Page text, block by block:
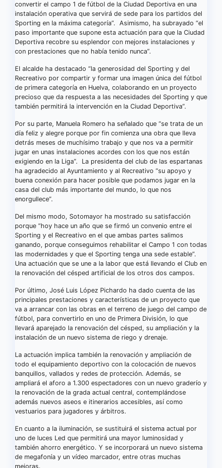
convertir el campo 1 de fútbol de la Ciudad Deportiva en una
instalación operativa que servirá de sede para los partidos del
Sporting en la máxima categoría”. Asimismo, ha subrayado “el
paso importante que supone esta actuación para que la Ciudad
Deportiva recobre su esplendor con mejores instalaciones y
con prestaciones que no había tenido nunca”.
El alcalde ha destacado “la generosidad del Sporting y del
Recreativo por compartir y formar una imagen única del fútbol
de primera categoría en Huelva, colaborando en un proyecto
precioso que da respuesta a las necesidades del Sporting y que
también permitirá la intervención en la Ciudad Deportiva”.
Por su parte, Manuela Romero ha señalado que “se trata de un
día feliz y alegre porque por fin comienza una obra que lleva
detrás meses de muchísimo trabajo y que nos va a permitir
jugar en unas instalaciones acordes con los que nos están
exigiendo en la Liga”. La presidenta del club de las espartanas
ha agradecido al Ayuntamiento y al Recreativo “su apoyo y
buena conexión para hacer posible que podamos jugar en la
casa del club más importante del mundo, lo que nos
enorgullece”.
Del mismo modo, Sotomayor ha mostrado su satisfacción
porque “hoy hace un año que se firmó un convenio entre el
Sporting y el Recreativo en el que ambas partes salimos
ganando, porque conseguimos rehabilitar el Campo 1 con todas
las modernidades y que el Sporting tenga una sede estable”.
Una actuación que se une a la labor que está llevando el Club en
la renovación del césped artificial de los otros dos campos.
Por último, José Luis López Pichardo ha dado cuenta de las
principales prestaciones y características de un proyecto que
va a arrancar con las obras en el terreno de juego del campo de
fútbol, para convertirlo en uno de Primera División, lo que
llevará aparejado la renovación del césped, su ampliación y la
instalación de un nuevo sistema de riego y drenaje.
La actuación implica también la renovación y ampliación de
todo el equipamiento deportivo con la colocación de nuevos
banquillos, vallados y redes de protección. Además, se
ampliará el aforo a 1.300 espectadores con un nuevo graderío y
la renovación de la grada actual central, contemplándose
además nuevos aseos e itinerarios accesibles, así como
vestuarios para jugadores y árbitros.
En cuanto a la iluminación, se sustituirá el sistema actual por
uno de luces Led que permitirá una mayor luminosidad y
también ahorro energético. Y se incorporará un nuevo sistema
de megafonía y un vídeo marcador, entre otras muchas
mejoras.